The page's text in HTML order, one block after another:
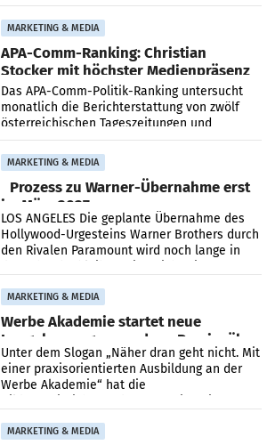
startet mit der Dokumentation „20 Jahre
Grafenegg
MARKETING & MEDIA
APA-Comm-Ranking: Christian
Stocker mit höchster Medienpräsenz
im Juli
Das APA-Comm-Politik-Ranking untersucht
monatlich die Berichterstattung von zwölf
österreichischen Tageszeitungen und
analysiert, welche Politikerinnen und
Politiker Österreichs die
MARKETING & MEDIA
Prozess zu Warner-Übernahme erst
im März 2027
LOS ANGELES Die geplante Übernahme des
Hollywood-Urgesteins Warner Brothers durch
den Rivalen Paramount wird noch lange in
MARKETING & MEDIA
Werbe Akademie startet neue
Imagekampagne rund um Praxisnähe
Unter dem Slogan „Näher dran geht nicht. Mit
einer praxisorientierten Ausbildung an der
Werbe Akademie“ hat die
MARKETING & MEDIA